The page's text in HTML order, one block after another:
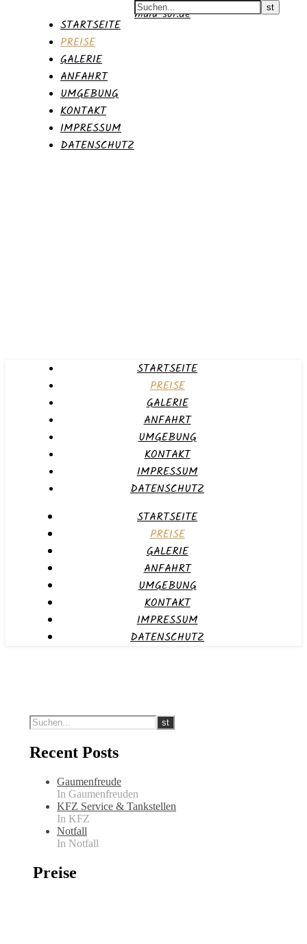
STARTSEITE
PREISE
GALERIE
ANFAHRT
UMGEBUNG
KONTAKT
IMPRESSUM
DATENSCHUTZ
malu-sol.de
STARTSEITE
PREISE
GALERIE
ANFAHRT
UMGEBUNG
KONTAKT
IMPRESSUM
DATENSCHUTZ
STARTSEITE
PREISE
GALERIE
ANFAHRT
UMGEBUNG
KONTAKT
IMPRESSUM
DATENSCHUTZ
Recent Posts
Gaumenfreude
In Gaumenfreuden
KFZ Service & Tankstellen
In KFZ
Notfall
In Notfall
Preise